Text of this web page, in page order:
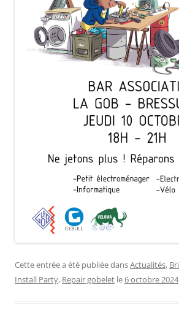
Cette entrée a été publiée dansActualités,
Install Party, Repair gobelet le6 octobre 2024